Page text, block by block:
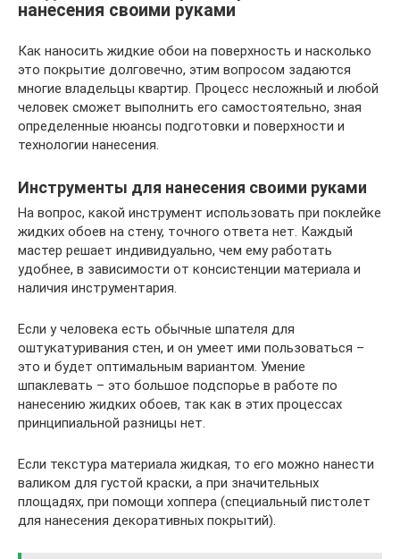
нанесения своими руками
Как наносить жидкие обои на поверхность и насколько
это покрытие долговечно, этим вопросом задаются
многие владельцы квартир. Процесс несложный и любой
человек сможет выполнить его самостоятельно, зная
определенные нюансы подготовки и поверхности и
технологии нанесения.
Инструменты для нанесения своими руками
На вопрос, какой инструмент использовать при поклейке
жидких обоев на стену, точного ответа нет. Каждый
мастер решает индивидуально, чем ему работать
удобнее, в зависимости от консистенции материала и
наличия инструментария.
Если у человека есть обычные шпателя для
оштукатуривания стен, и он умеет ими пользоваться –
это и будет оптимальным вариантом. Умение
шпаклевать – это большое подспорье в работе по
нанесению жидких обоев, так как в этих процессах
принципиальной разницы нет.
Если текстура материала жидкая, то его можно нанести
валиком для густой краски, а при значительных
площадях, при помощи хоппера (специальный пистолет
для нанесения декоративных покрытий).